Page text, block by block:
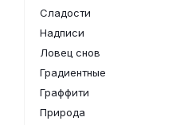
Сладости
Надписи
Ловец снов
Градиентные
Граффити
Природа